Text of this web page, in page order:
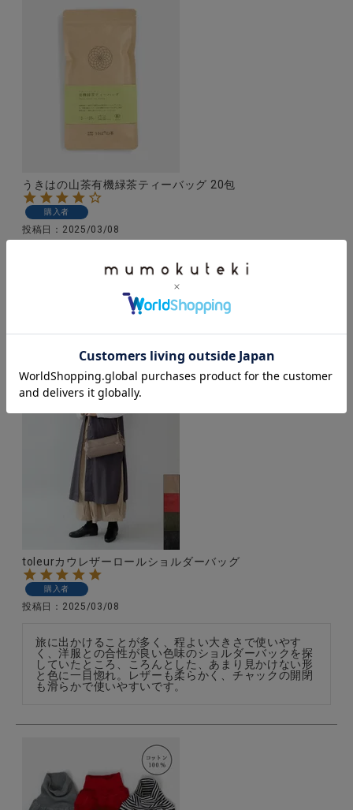
うきはの山茶有機緑茶ティーバッグ 20包
購入者
投稿日 2025/03/08
ふだん見かける機会のない福岡県、うきは産のお茶。
一度観光で行ったことがありますが、白壁の町並みが
思い出されました。こちらの緑茶パックで一人分を手
軽に入れられます。まろやかな味わい。紅茶も試して
toleurカウレザーロールショルダーバッグ
購入者
投稿日 2025/03/08
旅に出かけることが多く、程よい大きさで使いやす
く、洋服との合性が良い色味のショルダーバックを探
していたところ、ころんとした、あまり見かけない形
と色に一目惚れ。レザーも柔らかく、チャックの開閉
も滑らかで使いやすいです。